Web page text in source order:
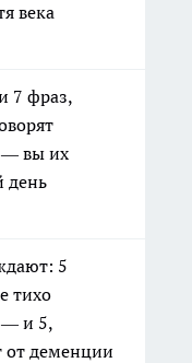
века
7 фраз,
— вы их
день
5
тихо
— и 5,
от деменции